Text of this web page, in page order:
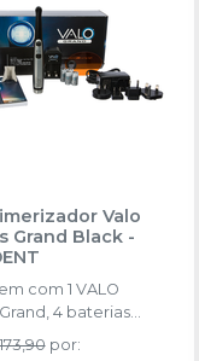
Valo
Grand Black-
1 VALO
4 baterias
1 carregador, 50
por: